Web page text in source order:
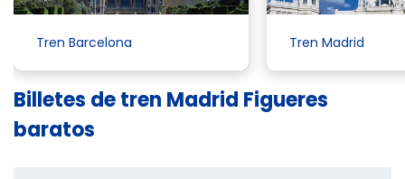
Tren Barcelona Tren Madrid
Billetes de tren Madrid Figueres
baratos